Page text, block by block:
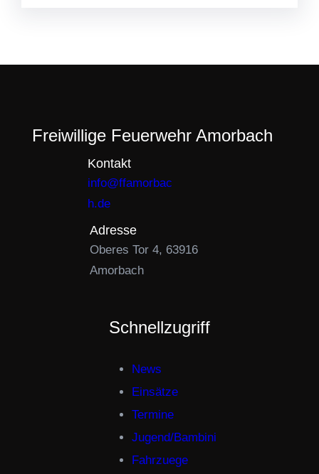
Freiwillige Feuerwehr Amorbach
Kontakt
info@ffamorbac
h.de
Adresse
Oberes Tor 4, 63916
Amorbach
Schnellzugriff
News
Einsätze
Termine
Jugend/Bambini
Fahrzuege